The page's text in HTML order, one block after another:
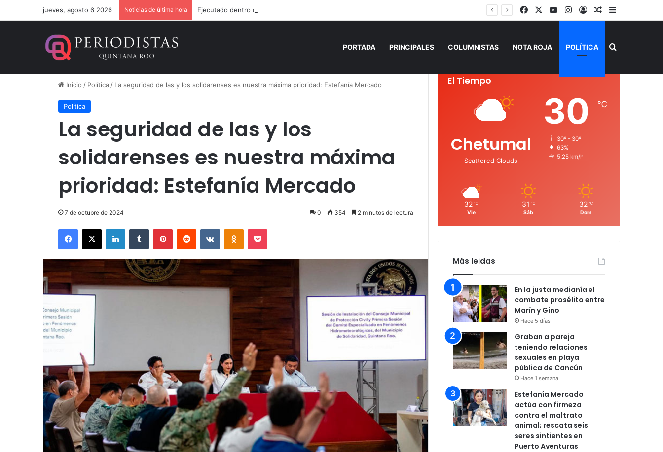
jueves, agosto 6 2026 Noticias de última hora Ejecutado dentro de un local comercial en Cancún FacebookYouTubeInstagram
AccesoPublicación al
Barra lateral
PORTADA PRINCIPALES COLUMNISTAS NOTA ROJA POLÍTICA Buscar por
Inicio / Política / La seguridad de las y los solidarenses es nuestra máxima prioridad: Estefanía Mercado
Política
La seguridad de las y los
solidarenses es nuestra máxima
prioridad: Estefanía Mercado
7 de octubre de 2024 0 354 2 minutos de lectura
Facebook
X LinkedInTumblr PinterestReddit VKontakteOdnoklassniki
Pocket
El Tiempo
Chetumal
Scattered Clouds
30 ℃
30º - 30º
63%
5.25 km/h
32 ℃
Vie
31 ℃
Sáb
32 ℃
Dom
Más leidas
En la justa medianía el
combate prosélito entre
Marín y Gino
Hace 5 días
Graban a pareja
teniendo relaciones
sexuales en playa
pública de Cancún
Hace 1 semana
Estefanía Mercado
actúa con firmeza
contra el maltrato
animal; rescata seis
seres sintientes en
Puerto Aventuras